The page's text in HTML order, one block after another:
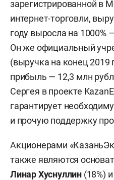
зарегистрированной в
интернет-торговли,
году выросла на 1000%
Он же официальный
(выручка на конец 2019
прибыль — 12,3 млн
Сергея в проекте
гарантирует
и прочую поддержку
Акционерами
также являются
Линар Хуснуллин (18%) и